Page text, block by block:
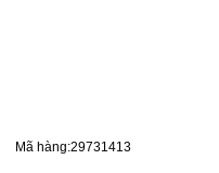
Mã hàng:29731413